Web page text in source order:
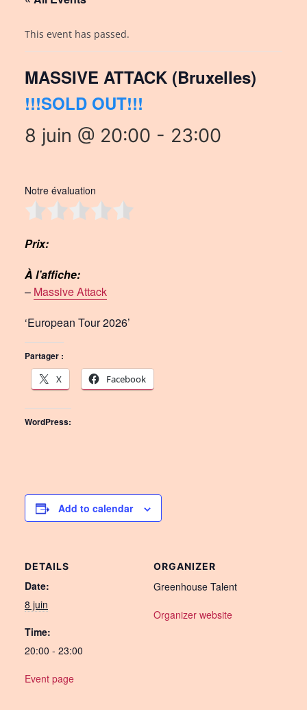
This event has passed.
MASSIVE ATTACK (Bruxelles)
!!!SOLD OUT!!!
8 juin @ 20:00 - 23:00
Notre évaluation
Prix:
À l’affiche:
– Massive Attack
‘European Tour 2026’
Partager :
X
Facebook
WordPress:
Add to calendar
DETAILS
Date:
8 juin
Time:
20:00 - 23:00
Event page
ORGANIZER
Greenhouse Talent
Organizer website